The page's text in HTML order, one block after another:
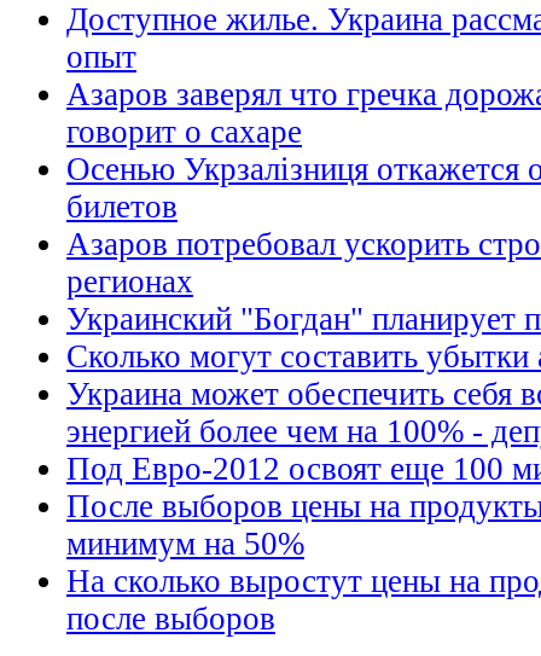
Доступное жилье. Украина
опыт
Азаров заверял что гречка
говорит о сахаре
Осенью Укрзалізниця откажется
билетов
Азаров потребовал ускорить
регионах
Украинский "Богдан" планирует
Сколько могут составить убытки
Украина может обеспечить себя
энергией более чем на 100% -
Под Евро-2012 освоят еще 100
После выборов цены на
минимум на 50%
На сколько выростут цены на
после выборов